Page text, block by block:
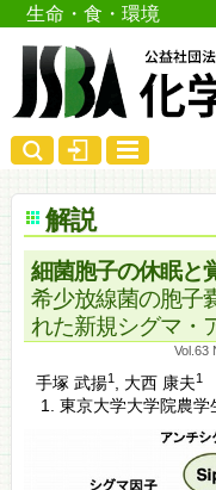
生命・食・環境
解説
細菌胞子の休眠と
希少放線菌の胞子
れた新規シグマ・
Vol.63
手塚 武揚1, 大西 康夫1
東京大学大学院農学